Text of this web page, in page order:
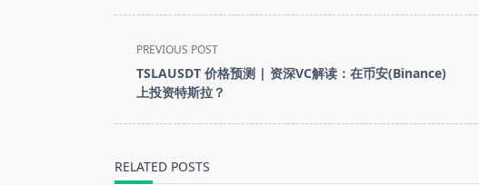
<span
class="nav-
subtitle
PREVIOUS POST
TSLAUSDT 价格预测 | 资深VC解读：在币安(Binance)
上投资特斯拉？
RELATED POSTS